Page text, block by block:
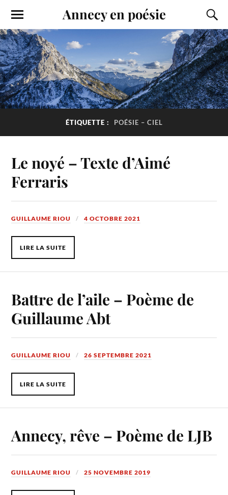
Annecy en poésie
ÉTIQUETTE : POÉSIE – CIEL
Le noyé – Texte d’Aimé
Ferraris
GUILLAUME RIOU 4 OCTOBRE 2021
LIRE LA SUITE
Battre de l’aile – Poème de
Guillaume Abt
GUILLAUME RIOU 26 SEPTEMBRE 2021
LIRE LA SUITE
Annecy, rêve – Poème de LJB
GUILLAUME RIOU 25 NOVEMBRE 2019